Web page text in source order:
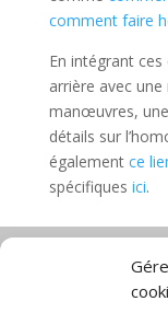
comment faire
En intégrant
arrière avec
manœuvres,
détails sur
également ce
spécifiques ici.
Diable